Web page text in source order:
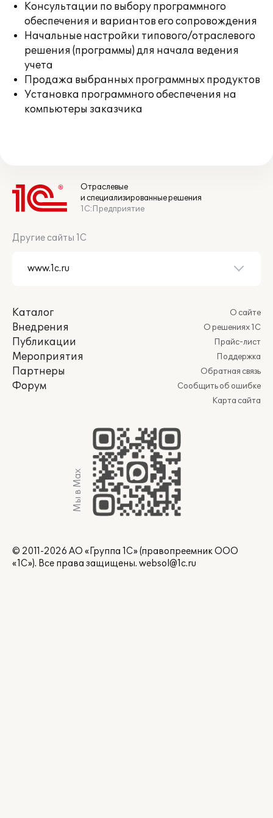
Консультации по выбору программного
обеспечения и вариантов его сопровождения
Начальные настройки типового/отраслевого
решения (программы) для начала ведения
учета
Продажа выбранных программных продуктов
Установка программного обеспечения на
компьютеры заказчика
Отраслевые
и специализированные решения
1С:Предприятие
Другие сайты 1С
Каталог
Внедрения
Публикации
Мероприятия
Партнеры
Форум
О сайте
О решениях 1С
Прайс-лист
Поддержка
Обратная связь
Сообщить об ошибке
Карта сайта
Мы в Max
© 2011-2026 АО «Группа 1С» (правопреемник ООО
«1С»). Все права защищены. websol@1c.ru